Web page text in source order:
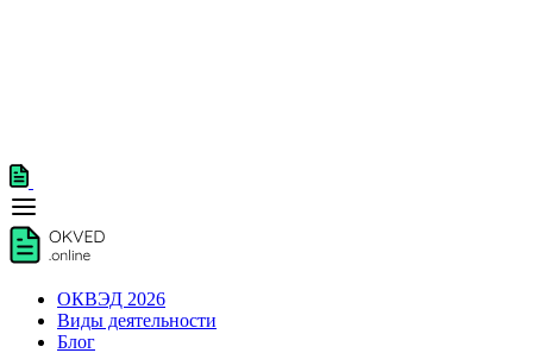
ОКВЭД 2026
Виды деятельности
Блог